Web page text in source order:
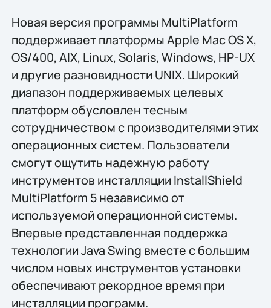
Новая версия программы MultiPlatform
поддерживает платформы Apple Mac OS X,
OS/400, AIX, Linux, Solaris, Windows, HP-UX
и другие разновидности UNIX. Широкий
диапазон поддерживаемых целевых
платформ обусловлен тесным
сотрудничеством с производителями этих
операционных систем. Пользователи
смогут ощутить надежную работу
инструментов инсталляции InstallShield
MultiPlatform 5 независимо от
используемой операционной системы.
Впервые представленная поддержка
технологии Java Swing вместе с большим
числом новых инструментов установки
обеспечивают рекордное время при
инсталляции программ.